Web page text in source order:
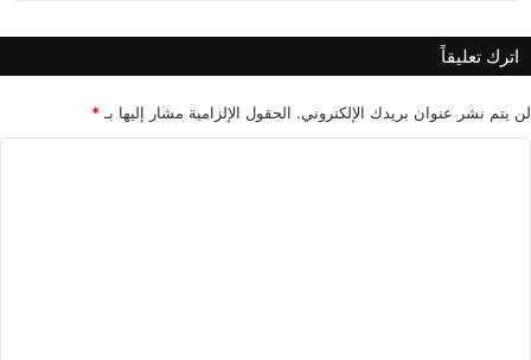
اترك تعليقاً
لن يتم نشر عنوان بريدك الإلكتروني. الحقول الإلزامية مشار إليها بـ *